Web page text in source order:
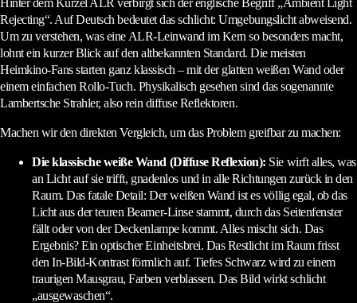
Rejecting“. Auf Deutsch bedeutet das schlicht: Umgebungslicht abweisend.
Um zu verstehen, was eine ALR-Leinwand im Kern so besonders macht,
lohnt ein kurzer Blick auf den altbekannten Standard. Die meisten
Heimkino-Fans starten ganz klassisch – mit der glatten weißen Wand oder
einem einfachen Rollo-Tuch. Physikalisch gesehen sind das sogenannte
Lambertsche Strahler, also rein diffuse Reflektoren.
Machen wir den direkten Vergleich, um das Problem greifbar zu machen:
Die klassische weiße Wand (Diffuse Reflexion): Sie wirft alles, was
an Licht auf sie trifft, gnadenlos und in alle Richtungen zurück in den
Raum. Das fatale Detail: Der weißen Wand ist es völlig egal, ob das
Licht aus der teuren Beamer-Linse stammt, durch das Seitenfenster
fällt oder von der Deckenlampe kommt. Alles mischt sich. Das
Ergebnis? Ein optischer Einheitsbrei. Das Restlicht im Raum frisst
den In-Bild-Kontrast förmlich auf. Tiefes Schwarz wird zu einem
traurigen Mausgrau, Farben verblassen. Das Bild wirkt schlicht
„ausgewaschen“.